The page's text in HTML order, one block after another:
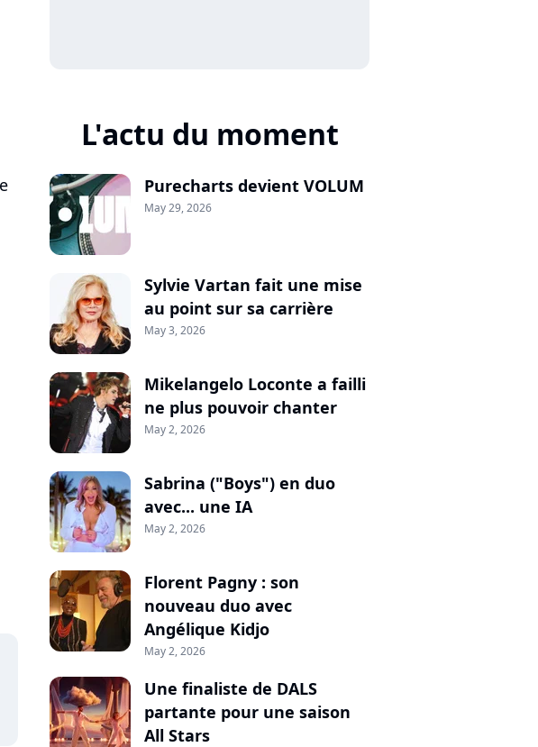
L'actu du moment
Purecharts devient VOLUM
May 29, 2026
Sylvie Vartan fait une mise
au point sur sa carrière
May 3, 2026
Mikelangelo Loconte a failli
ne plus pouvoir chanter
May 2, 2026
Sabrina ("Boys") en duo
avec... une IA
May 2, 2026
Florent Pagny : son
nouveau duo avec
Angélique Kidjo
May 2, 2026
Une finaliste de DALS
partante pour une saison
All Stars